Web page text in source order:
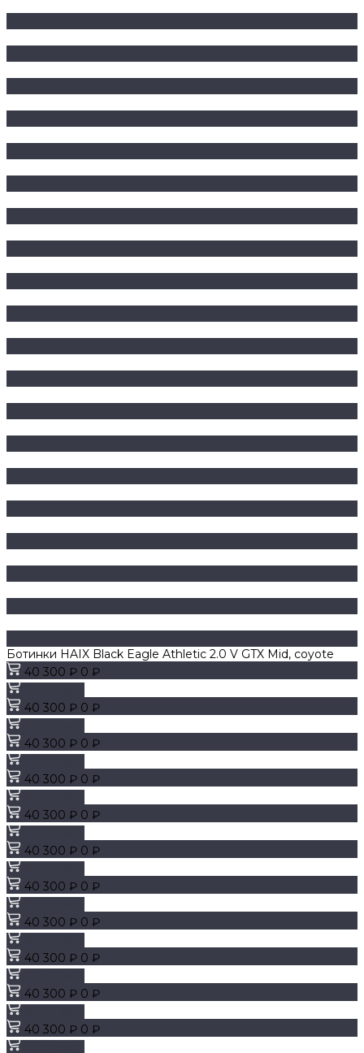
Ботинки HAIX Black Eagle Athletic 2.0 V GTX Mid, coyote
40 300 ₽ 0 ₽
40 300 ₽ 0 ₽
40 300 ₽ 0 ₽
40 300 ₽ 0 ₽
40 300 ₽ 0 ₽
40 300 ₽ 0 ₽
40 300 ₽ 0 ₽
40 300 ₽ 0 ₽
40 300 ₽ 0 ₽
40 300 ₽ 0 ₽
40 300 ₽ 0 ₽